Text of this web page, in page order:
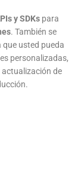
y SDKs para
. También se
que usted pueda
personalizadas,
de